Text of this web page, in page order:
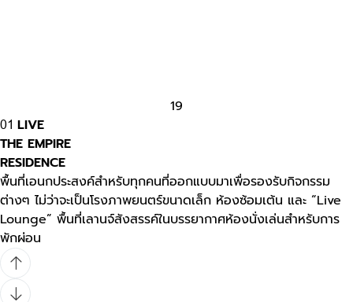
19
01 LIVE
THE EMPIRE
RESIDENCE
พื้นที่เอนกประสงค์สำหรับทุกคนที่ออกแบบมาเพื่อรองรับกิจกรรม
ต่างๆ ไม่ว่าจะเป็นโรงภาพยนตร์ขนาดเล็ก ห้องซ้อมเต้น และ “Live
Lounge” พื้นที่เลานจ์สังสรรค์ในบรรยากาศห้องนั่งเล่นสำหรับการ
พักผ่อน